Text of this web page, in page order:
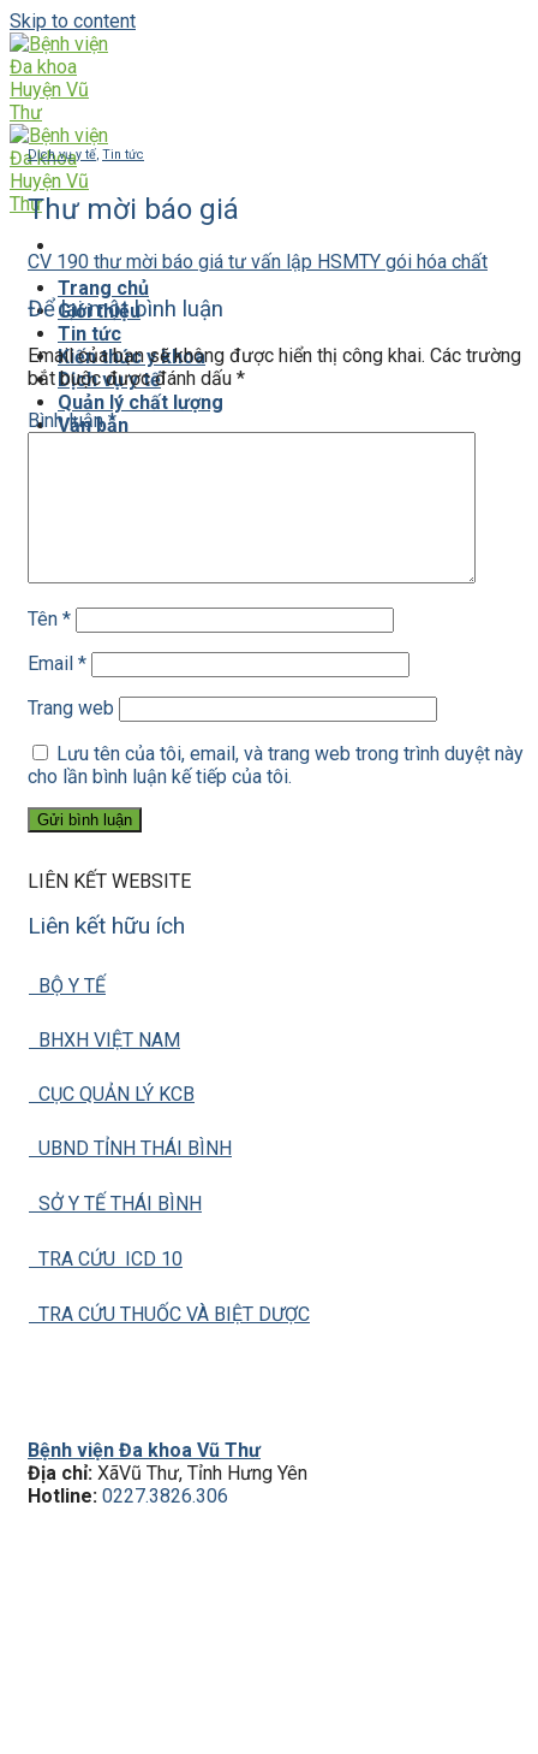
Skip to content
Trang chủ
Giới thiệu
Tin tức
Kiến thức y khoa
Dịch vụ y tế
Quản lý chất lượng
Văn bản
Dịch vụ y tế, Tin tức
Thư mời báo giá
CV 190 thư mời báo giá tư vấn lập HSMTY gói hóa chất
Để lại một bình luận
Email của bạn sẽ không được hiển thị công khai. Các trường
bắt buộc được đánh dấu *
Bình luận*
Tên *
Email *
Trang web
Lưu tên của tôi, email, và trang web trong trình duyệt này
cho lần bình luận kế tiếp của tôi.
LIÊN KẾT WEBSITE
Liên kết hữu ích
BỘ Y TẾ
BHXH VIỆT NAM
CỤC QUẢN LÝ KCB
UBND TỈNH THÁI BÌNH
SỞ Y TẾ THÁI BÌNH
TRA CỨU ICD 10
TRA CỨU THUỐC VÀ BIỆT DƯỢC
Bệnh viện Đa khoa Vũ Thư
Địa chỉ: XãVũ Thư, Tỉnh Hưng Yên
Hotline: 0227.3826.306